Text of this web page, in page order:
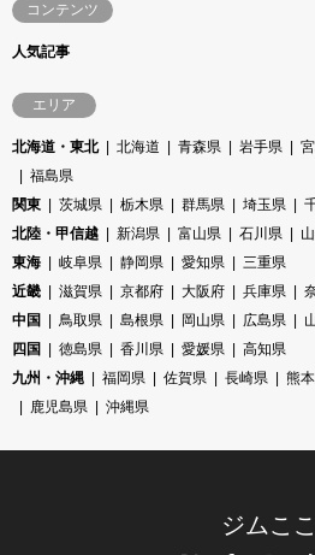
コンテンツ
人気記事
エリア
北海道・東北 北海道 青森県 岩手県
福島県
関東
茨城県 栃木県 群馬県 埼玉県
北陸・甲信越
新潟県 富山県 石川県
東海
岐阜県 静岡県 愛知県
三重県
近畿
滋賀県 京都府 大阪府 兵庫県
中国
鳥取県 島根県 岡山県 広島県
四国
徳島県 香川県 愛媛県
高知県
九州・沖縄
福岡県 佐賀県 長崎県 熊
鹿児島県
沖縄県
ジムここ